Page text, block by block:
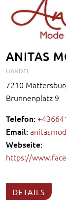
ANITAS
HANDEL
7210
Brunnenplatz 9
Telefon:
Email:
Webseite:
https://
DETAILS